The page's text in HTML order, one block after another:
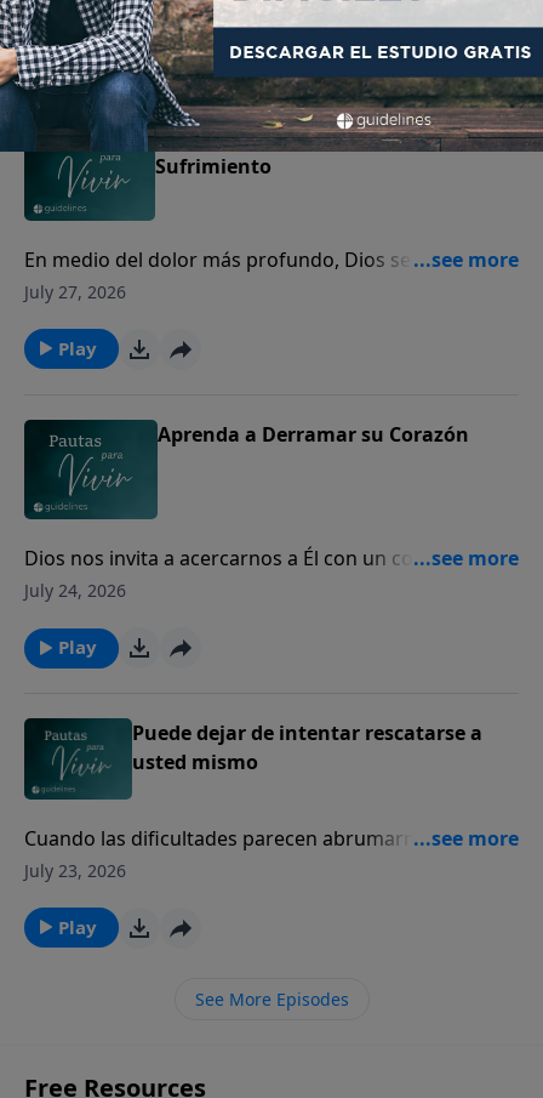
Play
La Provisión de Dios en su
Sufrimiento
En medio del dolor más profundo, Dios se acerca a
los corazones quebrantados para mostrarles Su
July 27, 2026
Play
Aprenda a Derramar su Corazón
Dios nos invita a acercarnos a Él con un corazón
sincero, incluso en nuestros momentos de mayor
July 24, 2026
Play
Puede dejar de intentar rescatarse a
usted mismo
Cuando las dificultades parecen abrumarnos, Dios
sigue siendo nuestro refugio seguro y nuestra
July 23, 2026
Play
See More Episodes